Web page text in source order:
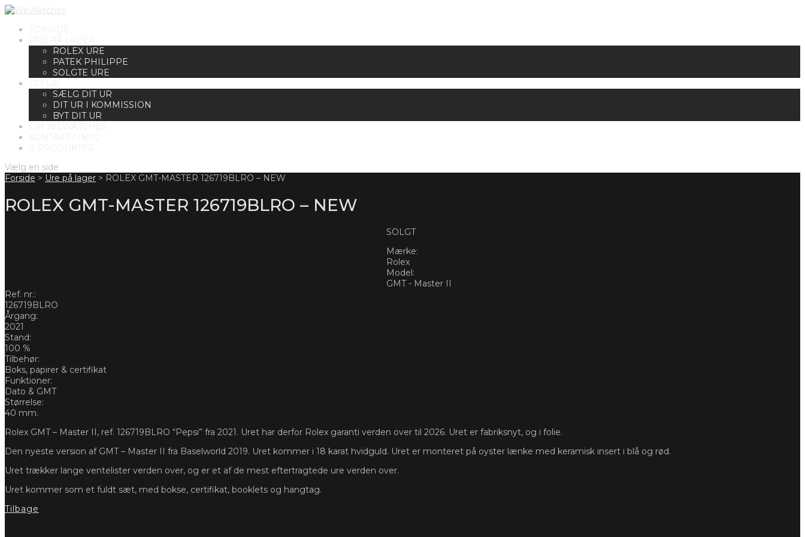
ROLEX URE
PATEK PHILIPPE
SOLGTE URE
SÆLG DIT UR
DIT UR I KOMMISSION
BYT DIT UR
Vælg en side
Forside > Ure på lager > ROLEX GMT-MASTER 126719BLRO – NEW
ROLEX GMT-MASTER 126719BLRO – NEW
SOLGT
Mærke:
Rolex
Model:
GMT - Master II
Ref. nr.:
126719BLRO
Årgang:
2021
Stand:
100 %
Tilbehør:
Boks, papirer & certifikat
Funktioner:
Dato & GMT
Størrelse:
40 mm.
Rolex GMT – Master II, ref. 126719BLRO “Pepsi” fra 2021. Uret har derfor Rolex garanti verden over til 2026. Uret er fabriksnyt, og i folie.
Den nyeste version af GMT – Master II fra Baselworld 2019. Uret kommer i 18 karat hvidguld. Uret er monteret på oyster lænke med keramisk insert i blå og rød.
Uret trækker lange ventelister verden over, og er et af de mest eftertragtede ure verden over.
Uret kommer som et fuldt sæt, med bokse, certifikat, booklets og hangtag.
Tilbage